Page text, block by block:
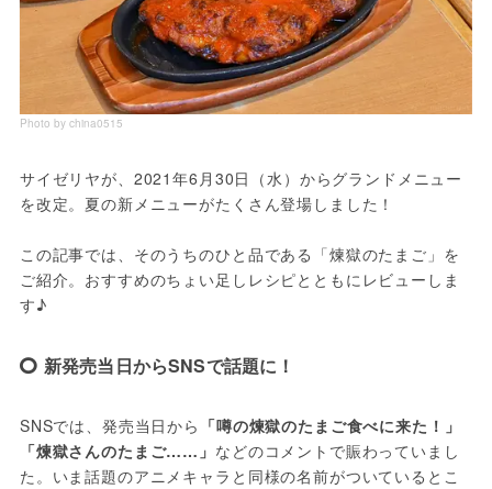
Photo by china0515
サイゼリヤが、2021年6月30日（水）からグランドメニュー
を改定。夏の新メニューがたくさん登場しました！
この記事では、そのうちのひと品である「煉獄のたまご」を
ご紹介。おすすめのちょい足しレシピとともにレビューしま
す♪
新発売当日からSNSで話題に！
SNSでは、発売当日から 「噂の煉獄のたまご食べに来た！」
「煉獄さんのたまご……」 などのコメントで賑わっていまし
た。いま話題のアニメキャラと同様の名前がついているとこ